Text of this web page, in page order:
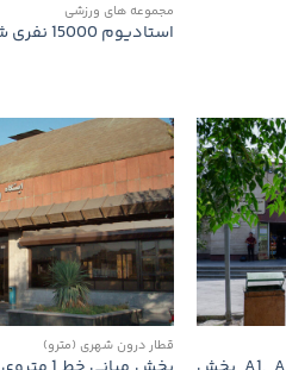
مجموعه های ورزشی
استادیوم 15000 نفری شهر گرگان
قطار درون شهری (مترو)